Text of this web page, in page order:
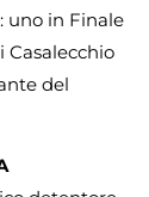
uno in Finale
Casalecchio
del